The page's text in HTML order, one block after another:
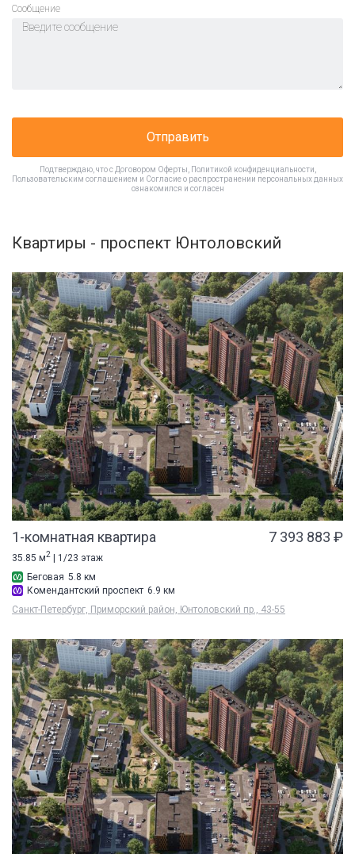
Cообщение
Отправить
Подтверждаю, что с Договором Оферты Политикой конфиденциальности
Пользовательским соглашением и Согласие о распространении персональных данных
ознакомился и согласен
Квартиры - проспект Юнтоловский
1-комнатная квартира 7 393 883 ₽
35.85 м2
| 1/23 этаж
Беговая 5.8 км
Комендантский проспект 6.9 км
Санкт-Петербург, Приморский район, Юнтоловский пр., 43-55